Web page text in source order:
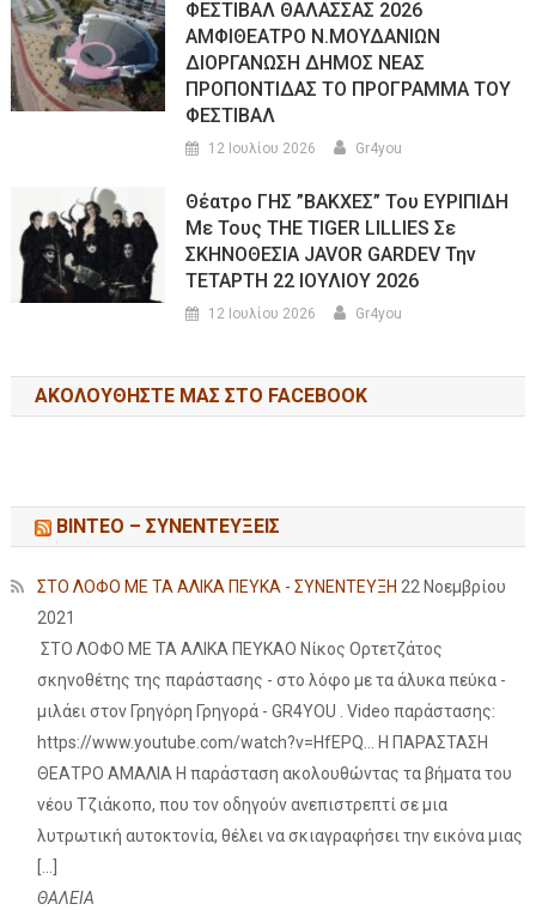
ΦΕΣΤΙΒΑΛ ΘΑΛΑΣΣΑΣ 2026
ΑΜΦΙΘΕΑΤΡΟ Ν.ΜΟΥΔΑΝΙΩΝ
ΔΙΟΡΓΑΝΩΣΗ ΔΗΜΟΣ ΝΕΑΣ
ΠΡΟΠΟΝΤΙΔΑΣ ΤΟ ΠΡΟΓΡΑΜΜΑ ΤΟΥ
ΦΕΣΤΙΒΑΛ
12 Ιουλίου 2026 Gr4you
Θέατρο ΓΗΣ ”ΒΑΚΧΕΣ” Του ΕΥΡΙΠΙΔΗ
Με Τους THE TIGER LILLIES Σε
ΣΚΗΝΟΘΕΣΙΑ JAVOR GARDEV Την
ΤΕΤΑΡΤΗ 22 ΙΟΥΛΙΟΥ 2026
12 Ιουλίου 2026 Gr4you
ΑΚΟΛΟΥΘΉΣΤΕ ΜΑΣ ΣΤΟ FACEBOOK
ΒΙΝΤΕΟ – ΣΥΝΕΝΤΕΥΞΕΙΣ
ΣΤΟ ΛΟΦΟ ΜΕ ΤΑ ΑΛΙΚΑ ΠΕΥΚΑ - ΣΥΝΕΝΤΕΥΞΗ 22 Νοεμβρίου
2021
ΣΤΟ ΛΟΦΟ ΜΕ ΤΑ ΑΛΙΚΑ ΠΕΥΚΑΟ Νίκος Ορτετζάτος
σκηνοθέτης της παράστασης - στο λόφο με τα άλυκα πεύκα -
μιλάει στον Γρηγόρη Γρηγορά - GR4YOU . Video παράστασης:
https://www.youtube.com/watch?v=HfEPQ... Η ΠΑΡΑΣΤΑΣΗ
ΘΕΑΤΡΟ ΑΜΑΛΙΑ Η παράσταση ακολουθώντας τα βήματα του
νέου Τζιάκοπο, που τον οδηγούν ανεπιστρεπτί σε μια
λυτρωτική αυτοκτονία, θέλει να σκιαγραφήσει την εικόνα μιας
ΘΑΛΕΙΑ